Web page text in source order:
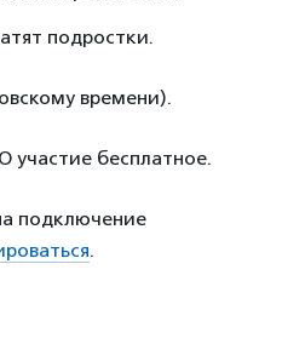
подростки.
времени).
участие бесплатное.
подключение
.